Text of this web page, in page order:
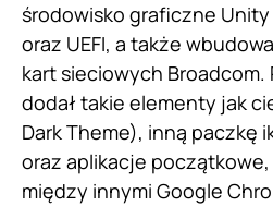
środowisko graficzne Unity
oraz UEFI, a także
kart sieciowych
dodał takie elementy jak
Dark Theme), inną paczkę
oraz aplikacje
między innymi Google